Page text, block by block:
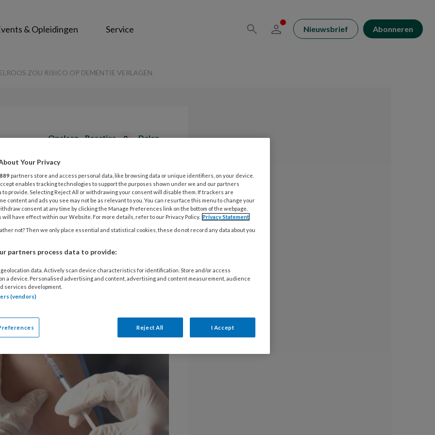
& Opleidingen Service Nieuwsbrief Abonneren
ZOU RISICO OP DEMENTIE VERLAGEN
Opslaan Reacties 0 Delen
gordelroos zou
verlagen
zou ook bescherming kunnen
onderzoekers van de
onlangs ontdekt.
Your Privacy
889 partners store and access personal data, like browsing data or unique identifiers, on your device.
enables tracking technologies to support the purposes shown under we and our partners
to provide. Selecting Reject All or withdrawing your consent will disable them. If trackers are
content and ads you see may not be as relevant to you. You can resurface this menu to change your
consent at any time by clicking the Manage Preferences link on the bottom of the webpage.
will have effect within our Website. For more details, refer to our Privacy Policy. Privacy Statement
not? Then we only place essential and statistical cookies, these do not record any data about you
partners process data to provide:
data. Actively scan device characteristics for identification. Store and/or access
a device. Personalised advertising and content, advertising and content measurement, audience
services development.
(vendors)
Reject All I Accept